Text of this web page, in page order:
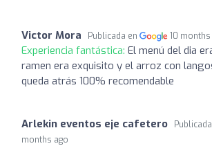
Victor Mora Publicada en 10 months
Experiencia fantástica: El menú del dia
ramen era exquisito y el arroz con
queda atrás 100% recomendable
Arlekin eventos eje cafetero
months ago